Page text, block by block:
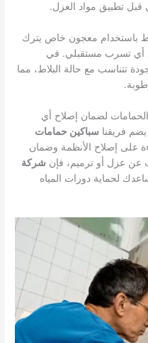
تطبيق مواد العزل.
باستخدام معجون خاص يترك
أي تسرب مستقبلي. في
تتناسب مع حالة البلاط، مما
لضمان إصلاح أي
فريقنا سباكين حمامات
على إصلاح الأنظمة وضمان
عن عزل أو ترميم، فإن شركة
لحماية دورات المياه